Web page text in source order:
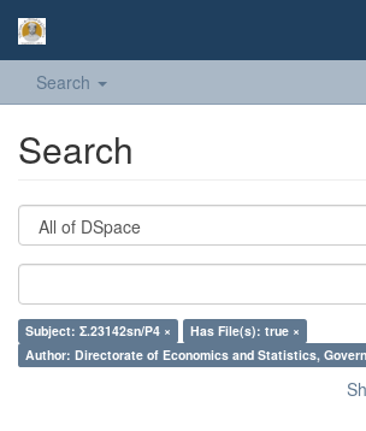
Search
Search
Subject: Σ.23142sn/P4 ×
Has File(s): true ×
Author: Directorate of Economics and Statistics,